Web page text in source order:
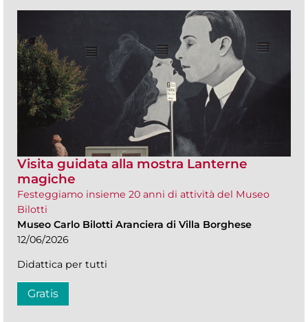
Visita guidata alla mostra Lanterne
magiche
Festeggiamo insieme 20 anni di attività del Museo
Bilotti
Museo Carlo Bilotti Aranciera di Villa Borghese
12/06/2026
Didattica per tutti
Gratis